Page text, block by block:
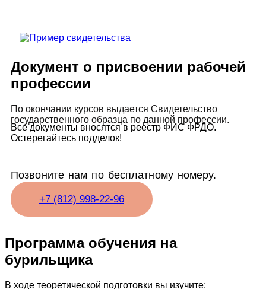
Документ о присвоении рабочей
профессии
По окончании курсов выдается Свидетельство
государственного образца по данной профессии.
Все документы вносятся в реестр ФИС ФРДО.
Остерегайтесь подделок!
Позвоните нам по бесплатному номеру.
+7 (812) 998-22-96
Программа обучения на
бурильщика
В ходе теоретической подготовки вы изучите: